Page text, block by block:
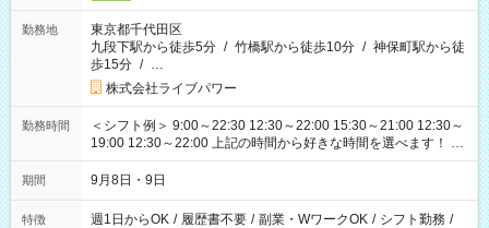
勤務地
東京都千代田区
九段下駅から徒歩5分 / 竹橋駅から徒歩10分 / 神保町駅から徒
歩15分 / …
株式会社ライブパワー
勤務時間
＜シフト例＞ 9:00～22:30 12:30～22:00 15:30～21:00 12:30～
19:00 12:30～22:00 上記の時間から好きな時間を選べます！ ※
時間は変更となる可能性があります
期間 9月8日・9日
特徴 週1日からOK / 履歴書不要 / 副業・WワークOK / シフト勤務 /